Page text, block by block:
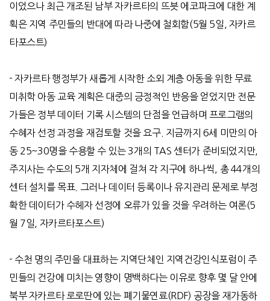
이었으나 최근 개조된 남부 자카르타의 뜨븟 에코파크에 대한 계
획은 지역 주민들의 반대에 따라 나중에 철회함(5월 5일 자카르
타포스트)
-자카르타 행정부가 새롭게 시작한 소외 계층 아동을 위한 무료
미취학 아동 교육 계획은 대중의 긍정적인 반응을 얻었지만 전문
가들은 정부 데이터 기록 시스템의 단점을 언급하며 프로그램의
수혜자 선정 과정을 재검토할 것을 요구. 지금까지 6세 미만의 아
동25~30명을 수용할 수 있는3개의 TAS 센터가 준비되었지만,
주지사는 수도의 5개 지자체에 걸쳐 각 지구에 하나씩 총44개의
센터 설치를 목표
그러나 데이터 등록이나 유지관리 문제로 부정
확한 데이터가 수헤자 선정에 오류가 있을 것을 우려하는 여론(5
월 7일 자카르타포스트)
- 수천 명의 주민을 대표하는 지역단체인 지역건강인식포럼이 주
민들의 건강에 미치는 영향이 명백하다는 이유로 향후 몇 달 안에
북부 자카르타 로로딴에 있는 폐기물연료(RDF) 공장을 재가동하